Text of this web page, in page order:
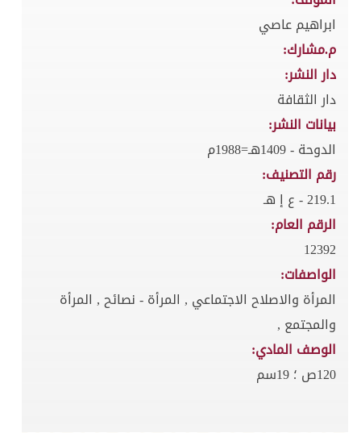
ابراهيم عاصي
م.مشارك:
دار النشر:
دار الثقافة
بيانات النشر:
الدوحة - 1409هـ=1988م
رقم التصنيف:
219.1 - ع إ هـ
الرقم العام:
12392
الواصفات:
المرأة والاصلاح الاجتماعي , المرأة - نصائح , المرأة
والمجتمع ,
الوصف المادي:
120ص ؛ 19سم